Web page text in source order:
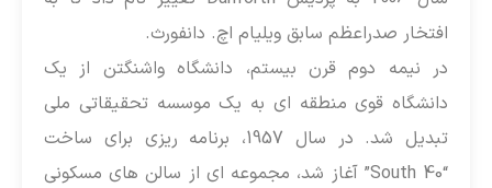
افتخار صدراعظم سابق ویلیام اچ. دانفورث.
در نیمه دوم قرن بیستم، دانشگاه واشنگتن از یک
دانشگاه قوی منطقه ای به یک موسسه تحقیقاتی ملی
تبدیل شد. در سال 1957، برنامه ریزی برای ساخت
“South 40” آغاز شد، مجموعه ای از سالن های مسکونی